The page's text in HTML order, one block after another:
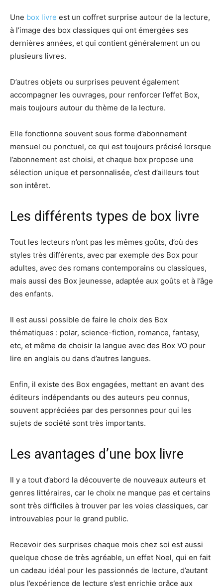
Une box livre est un coffret surprise autour de la lecture,
à l’image des box classiques qui ont émergées ses
dernières années, et qui contient généralement un ou
plusieurs livres.
D’autres objets ou surprises peuvent également
accompagner les ouvrages, pour renforcer l’effet Box,
mais toujours autour du thème de la lecture.
Elle fonctionne souvent sous forme d’abonnement
mensuel ou ponctuel, ce qui est toujours précisé lorsque
l’abonnement est choisi, et chaque box propose une
sélection unique et personnalisée, c’est d’ailleurs tout
son intêret.
Les différents types de box livre
Tout les lecteurs n’ont pas les mêmes goûts, d’où des
styles très différents, avec par exemple des Box pour
adultes, avec des romans contemporains ou classiques,
mais aussi des Box jeunesse, adaptée aux goûts et à l’âge
des enfants.
Il est aussi possible de faire le choix des Box
thématiques : polar, science-fiction, romance, fantasy,
etc, et même de choisir la langue avec des Box VO pour
lire en anglais ou dans d’autres langues.
Enfin, il existe des Box engagées, mettant en avant des
éditeurs indépendants ou des auteurs peu connus,
souvent appréciées par des personnes pour qui les
sujets de société sont très importants.
Les avantages d’une box livre
Il y a tout d’abord la découverte de nouveaux auteurs et
genres littéraires, car le choix ne manque pas et certains
sont très difficiles à trouver par les voies classiques, car
introuvables pour le grand public.
Recevoir des surprises chaque mois chez soi est aussi
quelque chose de très agréable, un effet Noel, qui en fait
un cadeau idéal pour les passionnés de lecture, d’autant
plus l’expérience de lecture s’est enrichie grâce aux